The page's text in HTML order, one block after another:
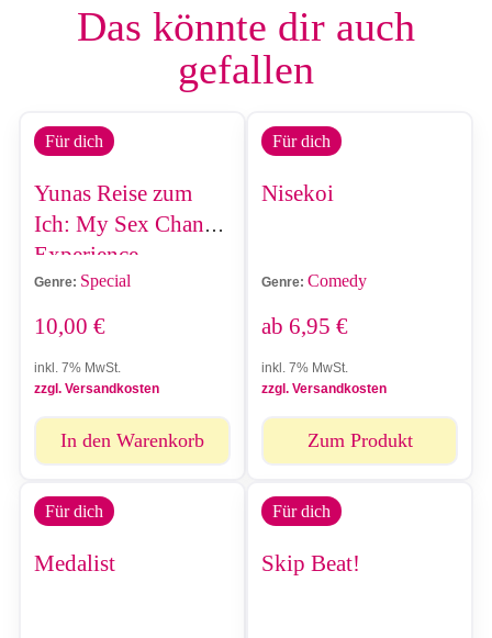
Das könnte dir auch
gefallen
Für dich
Yunas Reise zum
Ich: My Sex Change
Experience
Genre: Special
10,00 €
inkl. 7% MwSt.
zzgl. Versandkosten
In den Warenkorb
Für dich
Nisekoi
Genre: Comedy
ab 6,95 €
inkl. 7% MwSt.
zzgl. Versandkosten
Zum Produkt
Für dich
Medalist
Für dich
Skip Beat!